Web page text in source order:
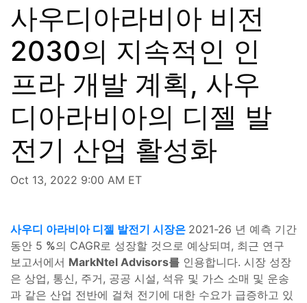
사우디아라비아 비전
2030의 지속적인 인
프라 개발 계획, 사우
디아라비아의 디젤 발
전기 산업 활성화
Oct 13, 2022 9:00 AM ET
사우디 아라비아 디젤 발전기 시장은 2021-26 년 예측 기간
동안 5 %의 CAGR로 성장할 것으로 예상되며, 최근 연구
보고서에서 MarkNtel Advisors를 인용합니다. 시장 성장
은 상업, 통신, 주거, 공공 시설, 석유 및 가스 소매 및 운송
과 같은 산업 전반에 걸쳐 전기에 대한 수요가 급증하고 있